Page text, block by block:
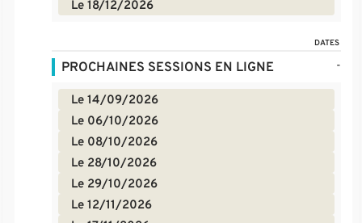
Le 18/12/2026
DATES
PROCHAINES SESSIONS EN LIGNE -
Le 14/09/2026
Le 06/10/2026
Le 08/10/2026
Le 28/10/2026
Le 29/10/2026
Le 12/11/2026